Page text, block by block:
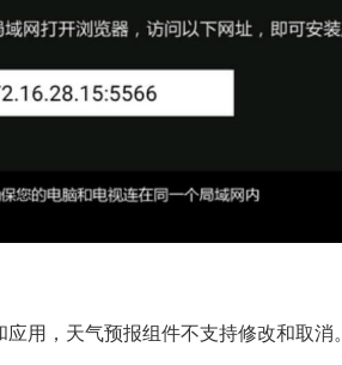
用，天气预报组件不支持修改和取消。